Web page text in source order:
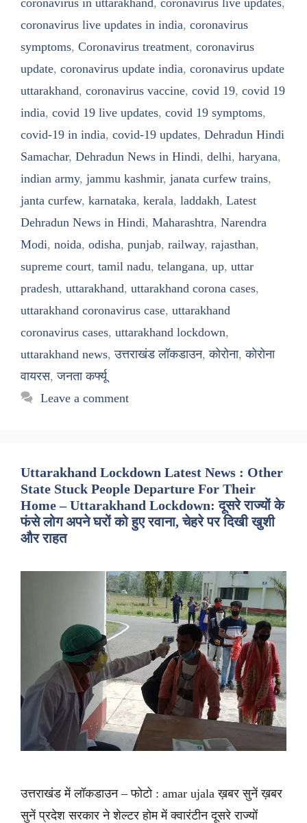
coronavirus live updates in india, coronavirus
symptoms, Coronavirus treatment, coronavirus
update, coronavirus update india, coronavirus update
uttarakhand, coronavirus vaccine, covid 19, covid 19
india, covid 19 live updates, covid 19 symptoms,
covid-19 in india, covid-19 updates, Dehradun Hindi
Samachar, Dehradun News in Hindi, delhi, haryana,
indian army, jammu kashmir, janata curfew trains,
janta curfew, karnataka, kerala, laddakh, Latest
Dehradun News in Hindi, Maharashtra, Narendra
Modi, noida, odisha, punjab, railway, rajasthan,
supreme court, tamil nadu, telangana, up, uttar
pradesh, uttarakhand, uttarakhand corona cases,
uttarakhand coronavirus case, uttarakhand
coronavirus cases, uttarakhand lockdown,
uttarakhand news,उत्तराखंड लॉकडाउन,कोरोना,कोरोना
वायरस,जनता कर्फ्यू
Leave a comment
Uttarakhand Lockdown Latest News : Other
State Stuck People Departure For Their
Home – Uttarakhand Lockdown: दूसरे राज्यों के
फंसे लोग अपने घरों को हुए रवाना, चेहरे पर दिखी खुशी
और राहत
उत्तराखंड में लॉकडाउन – फोटो : amar ujala ख़बर सुनें ख़बर
सुनें प्रदेश सरकार ने शेल्टर होम में क्वारंटीन दूसरे राज्यों